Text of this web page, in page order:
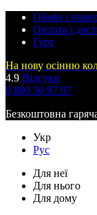
Обмін і
Оплата і
Гурт
На нову осінню
4.9 Відгуки
0 800 50 97 97
Безкоштовна
Укр
Рус
Для неї
Для нього
Для дому